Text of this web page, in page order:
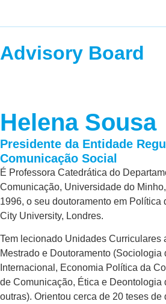
Advisory Board
Helena Sousa
Presidente da Entidade
Comunicação Social
É Professora Catedrática do
Comunicação, Universidade do
1996, o seu doutoramento em Política
City University, Londres.
Tem lecionado Unidades Curriculares
Mestrado e Doutoramento (Sociologia
Internacional, Economia Política da
de Comunicação, Ética e Deontologia
outras). Orientou cerca de 20 teses de